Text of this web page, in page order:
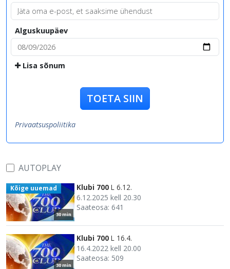
Alguskuupäev
Lisa sõnum
TOETA SIIN
Privaatsuspoliitika
AUTOPLAY
30 min
Kõige uuemad Klubi 700 L 6.12.
6.12.2025 kell 20.30
Saateosa: 641
30 min
Klubi 700 L 16.4.
16.4.2022 kell 20.00
Saateosa: 509